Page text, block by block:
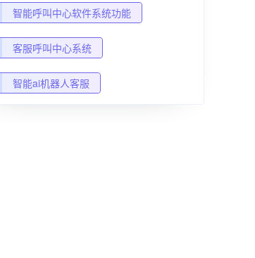
智能呼叫中心软件系统功能
客服呼叫中心系统
智能ai机器人客服